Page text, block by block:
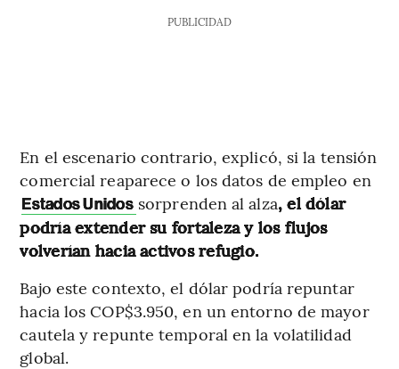
PUBLICIDAD
En el escenario contrario, explicó, si la tensión
comercial reaparece o los datos de empleo en
Estados Unidos sorprenden al alza, el dólar
podría extender su fortaleza y los flujos
volverían hacia activos refugio.
Bajo este contexto, el dólar podría repuntar
hacia los COP$3.950, en un entorno de mayor
cautela y repunte temporal en la volatilidad
global.